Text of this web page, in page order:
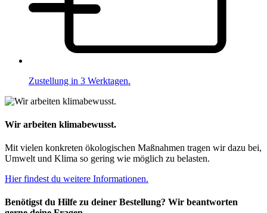
Zustellung in 3 Werktagen.
Wir arbeiten klimabewusst.
Mit vielen konkreten ökologischen Maßnahmen tragen wir dazu bei,
Umwelt und Klima so gering wie möglich zu belasten.
Hier findest du weitere Informationen.
Benötigst du Hilfe zu deiner Bestellung? Wir beantworten